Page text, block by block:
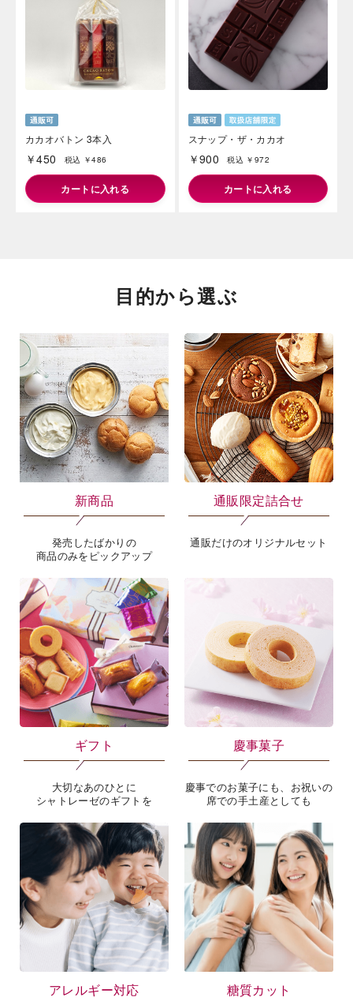
カカオバトン 3本入
￥450 税込 ￥486
カートに入れる
スナップ・ザ・カカオ
￥900 税込 ￥972
カートに入れる
目的から選ぶ
新商品
発売したばかりの
商品のみをピックアップ
通販限定詰合せ
通販だけのオリジナルセット
ギフト
大切なあのひとに
シャトレーゼのギフトを
慶事菓子
慶事でのお菓子にも、お祝いの
席での手土産としても
アレルギー対応 糖質カット
岳や末広がりを意味す
やつ時」という意味を込
。雄大な八ヶ岳山麓の自
れる、こだわりのスイー
さい。
Indonesia
UAE
Thailand
Vietnam